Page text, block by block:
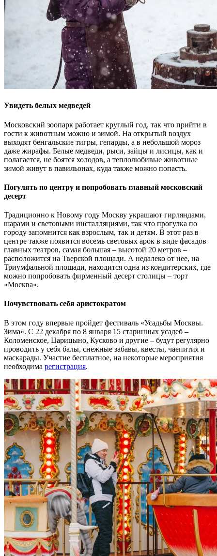
Увидеть белых медведей
Московский зоопарк работает круглый год, так что прийти в
гости к животным можно и зимой. На открытый воздух
выходят бенгальские тигры, гепарды, а в небольшой мороз
даже жирафы. Белые медведи, рыси, зайцы и лисицы, как и
полагается, не боятся холодов, а теплолюбивые животные
зимой живут в павильонах, куда также можно попасть.
Погулять по центру и попробовать главный московский
десерт
Традиционно к Новому году Москву украшают гирляндами,
шарами и световыми инсталляциями, так что прогулка по
городу запомнится как взрослым, так и детям. В этот раз в
центре также появится восемь световых арок в виде фасадов
главных театров, самая большая – высотой 20 метров –
расположится на Тверской площади. А недалеко от нее, на
Триумфальной площади, находится одна из кондитерских, где
можно попробовать фирменный десерт столицы – торт
«Москва».
Почувствовать себя аристократом
В этом году впервые пройдет фестиваль «Усадьбы Москвы.
Зима». С 22 декабря по 8 января 15 старинных усадеб –
Коломенское, Царицыно, Кусково и другие – будут регулярно
проводить у себя балы, снежные забавы, квесты, чаепития и
маскарады. Участие бесплатное, на некоторые мероприятия
необходима регистрация.